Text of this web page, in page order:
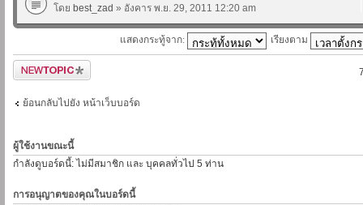
โดย best_zad » อังคาร พ.ย. 29, 2011 12:20 am
แสดงกระทู้จาก: เรียงตาม
ตั้งกระทู้ใหม่
ย้อนกลับไปยัง หน้าเว็บบอร์ด
ผู้ใช้งานขณะนี้
กำลังดูบอร์ดนี้: ไม่มีสมาชิก และ บุคคลทั่วไป 5 ท่าน
การอนุญาตของคุณในบอร์ดนี้